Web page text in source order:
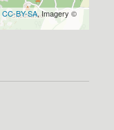
CC-BY-SA, Imagery ©